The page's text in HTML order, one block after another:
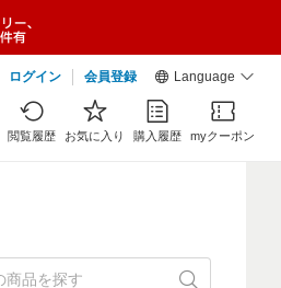
ログイン 会員登録 Language
閲覧履歴 お気に入り 購入履歴 myクーポン